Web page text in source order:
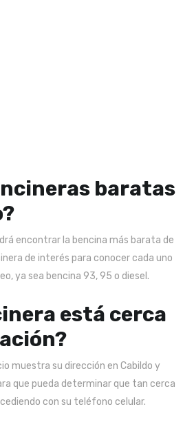
baratas
encontrar la bencina más barata de
de interés para conocer cada uno
ya sea bencina 93, 95 o diesel.
está cerca
muestra su dirección en Cabildo y
que pueda determinar que tan cerca
con su teléfono celular.